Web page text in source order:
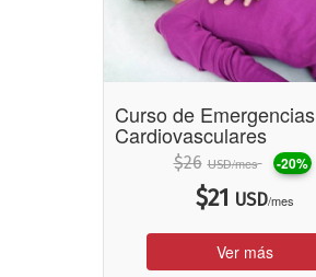
Curso de Emergencias
Cardiovasculares
$26 USD/mes -20%
$21 USD/mes
Ver más